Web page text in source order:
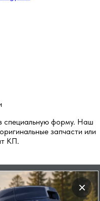
специальную форму. Наш
запчасти или
КП.
×